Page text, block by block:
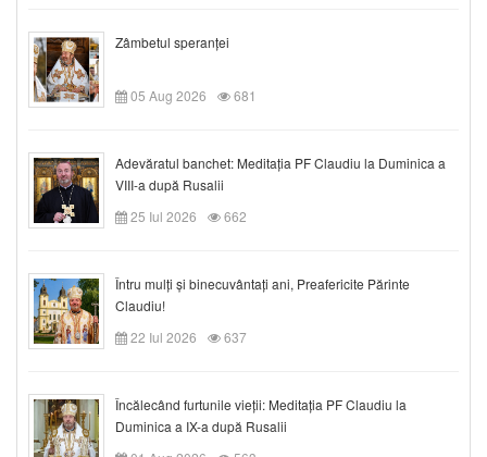
Zâmbetul speranței
05 Aug 2026 681
Adevăratul banchet: Meditația PF Claudiu la Duminica a
VIII-a după Rusalii
25 Iul 2026
662
Întru mulți și binecuvântați ani, Preafericite Părinte
Claudiu!
22 Iul 2026
637
Încălecând furtunile vieții: Meditația PF Claudiu la
Duminica a IX-a după Rusalii